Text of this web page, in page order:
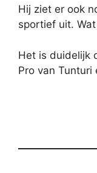
Hij ziet er ook
sportief uit.
Het is duidelijk
Pro van